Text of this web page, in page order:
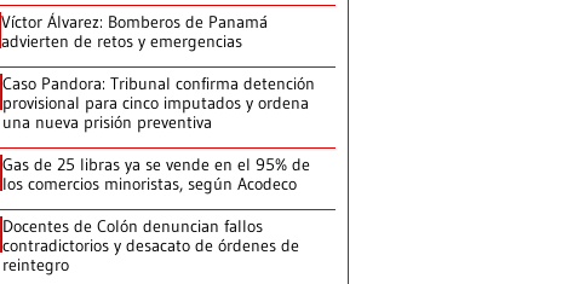
Víctor Álvarez: Bomberos de Panamá
advierten de retos y emergencias
Caso Pandora: Tribunal confirma detención
provisional para cinco imputados y ordena
una nueva prisión preventiva
Gas de 25 libras ya se vende en el 95% de
los comercios minoristas, según Acodeco
Docentes de Colón denuncian fallos
contradictorios y desacato de órdenes de
reintegro